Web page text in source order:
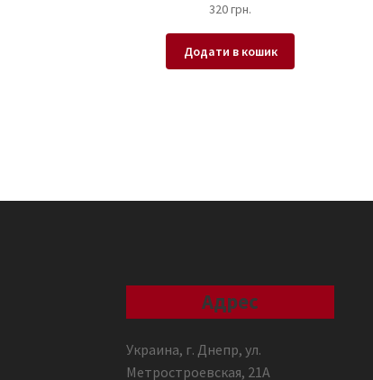
320грн.
Додати в кошик
Адрес
Украина, г. Днепр, ул.
Метростроевская, 21А